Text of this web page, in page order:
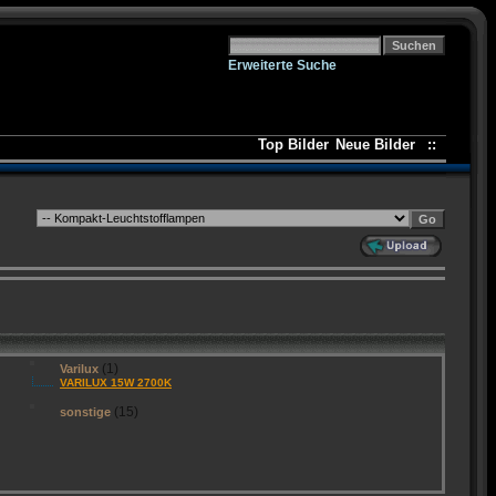
Erweiterte Suche
Top Bilder Neue Bilder ::
Varilux (1)
VARILUX 15W 2700K
sonstige (15)